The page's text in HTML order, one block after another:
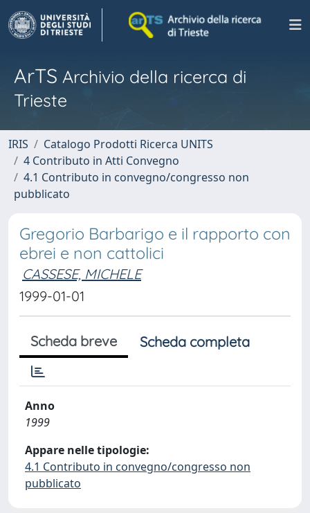
ArTS Archivio della ricerca di
Trieste
IRIS
Catalogo Prodotti Ricerca UNITS
4 Contributo in Atti Convegno
4.1 Contributo in convegno/congresso non
pubblicato
Gregorio Barbarigo e il rapporto con
ebrei e non cattolici
CASSESE, MICHELE
1999-01-01
Scheda breve Scheda completa
Anno
1999
Appare nelle tipologie:
4.1 Contributo in convegno/congresso non
pubblicato